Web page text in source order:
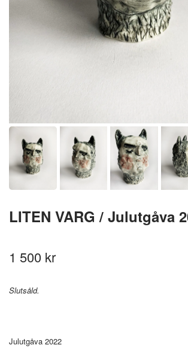
LITEN VARG / Julutgåva
1 500 kr
Slutsåld.
Julutgåva 2022